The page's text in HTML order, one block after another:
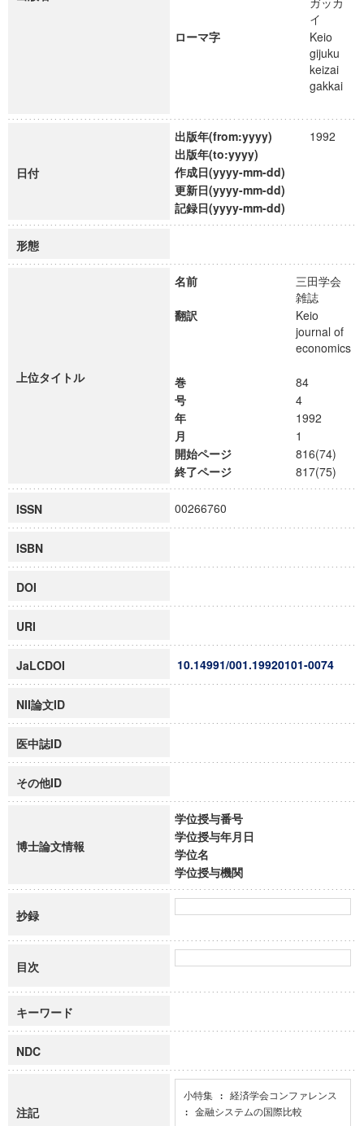
イ
ローマ字
Keio
gijuku
keizai
gakkai
日付
出版年(from:yyyy)
1992
出版年(to:yyyy)
作成日(yyyy-mm-dd)
更新日(yyyy-mm-dd)
記録日(yyyy-mm-dd)
形態
上位タイトル
名前
三田学会
雑誌
翻訳
Keio
journal of
economics
巻
84
号
4
年
1992
月
1
開始ページ
816(74)
終了ページ
817(75)
ISSN 00266760
ISBN
DOI
URI
JaLCDOI 10.14991/001.19920101-0074
NII論文ID
医中誌ID
その他ID
博士論文情報
学位授与番号
学位授与年月日
学位名
学位授与機関
抄録
目次
キーワード
NDC
注記
小特集 : 経済学会コンファレンス
: 金融システムの国際比較